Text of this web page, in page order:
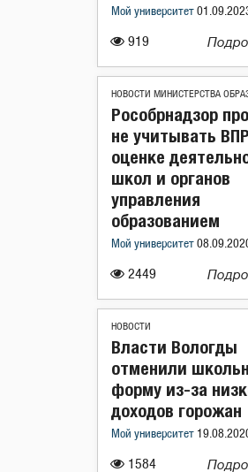
919
Мой университет
НОВОСТИ МИНИСТЕРСТВА
2449
Рособрнадзор
не учитывать
оценке
школ и органов
управления
образованием
Мой университет
НОВОСТИ
1584
Власти Вологды
отменили
форму из-за
доходов горожан
Мой университет